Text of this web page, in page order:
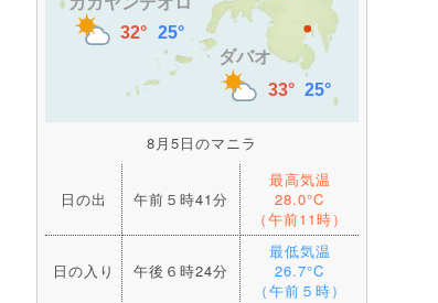
8月5日のマニラ
日の出 午前５時41分
最高気温
28.0°C
（午前11時）
日の入り 午後６時24分
最低気温
26.7°C
（午前５時）